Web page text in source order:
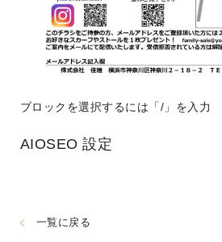
ブロックを選択するには「/」を入力
AIOSEO 設定
一覧に戻る